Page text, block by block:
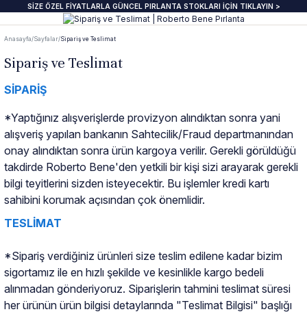
SİZE ÖZEL FİYATLARLA GÜNCEL PIRLANTA STOKLARI İÇİN TIKLAYIN >
Anasayfa Sayfalar Sipariş ve Teslimat
Sipariş ve Teslimat
SİPARİŞ
*Yaptığınız alışverişlerde provizyon alındıktan sonra yani
alışveriş yapılan bankanın Sahtecilik/Fraud departmanından
onay alındıktan sonra ürün kargoya verilir. Gerekli görüldüğü
takdirde Roberto Bene'den yetkili bir kişi sizi arayarak gerekli
bilgi teyitlerini sizden isteyecektir. Bu işlemler kredi kartı
sahibini korumak açısından çok önemlidir.
TESLİMAT
*Sipariş verdiğiniz ürünleri size teslim edilene kadar bizim
sigortamız ile en hızlı şekilde ve kesinlikle kargo bedeli
alınmadan gönderiyoruz. Siparişlerin tahmini teslimat süresi
her ürünün ürün bilgisi detaylarında "Teslimat Bilgisi" başlığı
Geri Dön
Yüzük
Yüzükler GIA & HRD
Pırlanta Tektaş Yüzük
Tektaş
Geri Dön
Yüzük
Pırlanta Tria Yüzük
Yüzük
Taşlı Yüzük
Yüzük
Yüzük
Yüzük
Geri Dön
Kolye
Kolye
Taşlı Kolye
Pırlanta Setler
İnci Kolye
Kolye
Kolye
Geri Dön
Küpe
Küpe
Küpe
Taşlı Küpe
İnci küpe
Küpe
Geri Dön
Bileklik
Taşlı Bileklik
Set Bileklikler
Bileklik
Geri Dön
Geri Dön
Geri Dön
Journal